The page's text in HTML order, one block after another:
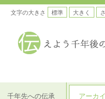
文字の大きさ 標準 大きく
千年先への伝承 アーカ